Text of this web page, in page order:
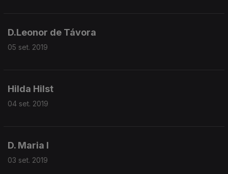
D.Leonor de Távora
05 set. 2019
Hilda Hilst
04 set. 2019
D. Maria I
03 set. 2019